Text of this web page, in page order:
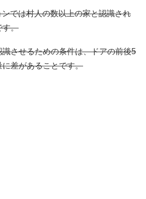
では村人の数以上の家と認識され
す。
させるための条件は、ドアの前後5
差があることです。